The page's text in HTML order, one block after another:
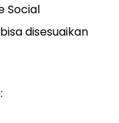
Social
disesuaikan